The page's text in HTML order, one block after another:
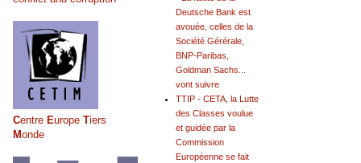
Deutsche Bank est
avouée, celles de la
Société Gérérale,
BNP-Paribas,
Goldman Sachs...
vont suivre
TTIP - CETA, la Lutte
des Classes voulue
et guidée par la
Commission
Européenne se fait
Centre Europe Tiers
Monde